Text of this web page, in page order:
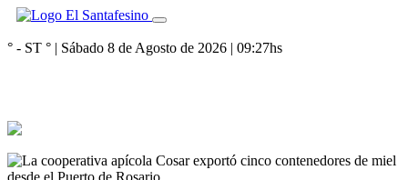
° - ST ° | Sábado 8 de Agosto de 2026 | 09:27hs